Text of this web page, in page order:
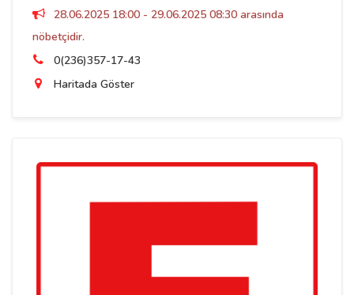
28.06.2025 18:00 - 29.06.2025 08:30 arasında
nöbetçidir.
0(236)357-17-43
Haritada Göster